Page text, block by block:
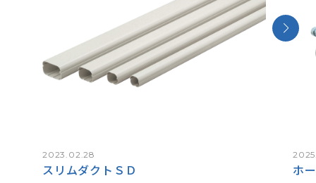
2023.02.28
スリムダクトＳＤ ホ